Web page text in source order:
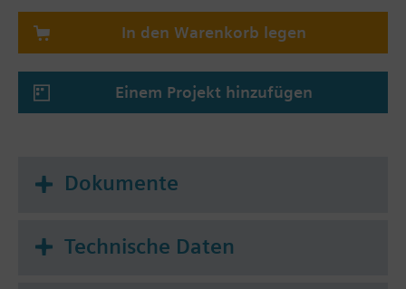
In den Warenkorb legen
Einem Projekt hinzufügen
Dokumente
Technische Daten